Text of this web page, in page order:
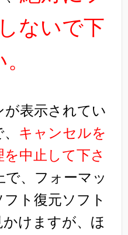
ないで下
表示されてい
キャンセルを
中止して下さ
で、フォーマッ
ト復元ソフト
けますが、ほ